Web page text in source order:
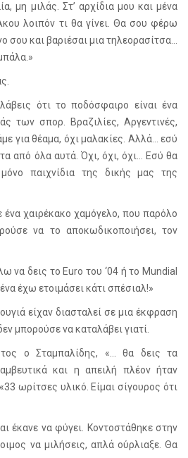
μη μιλάς. Στ’ αρχίδια μου και μένα
λοιπόν τι θα γίνει. Θα σου φέρω
και βαριέσαι μια τηλεορασίτσα...
ότι το ποδόσφαιρο είναι ένα
των σπορ. Βραζιλίες, Αργεντινές,
για θέαμα, όχι μαλακίες. Αλλά... εσύ
από όλα αυτά. Όχι, όχι, όχι... Εσύ θα
παιχνίδια της δικής μας της
χαιρέκακο χαμόγελο, που παρόλο
να το αποκωδικοποιήσει, τον
να δεις το Euroτου ‘04 ή το Mundial
έχω ετοιμάσει κάτι σπέσιαλ!»
είχαν διασταλεί σε μια έκφραση
μπορούσε να καταλάβει γιατί.
ο Σταμπαλίδης, «... θα δεις τα
και η απειλή πλέον ήταν
ωρίτσες υλικό. Είμαι σίγουρος ότι
έκανε να φύγει. Κοντοστάθηκε στην
να μιλήσεις, απλά ούρλιαξε. Θα